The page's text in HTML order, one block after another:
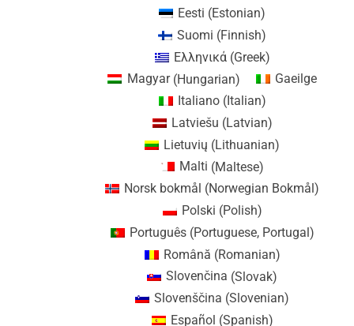
Eesti (Estonian)
Suomi (Finnish)
Ελληνικά(Greek)
Magyar(Hungarian)
Gaeilge
Italiano(Italian)
Latviešu (Latvian)
Lietuvių (Lithuanian)
Malti (Maltese)
Norsk bokmål (Norwegian Bokmål)
Polski (Polish)
Português(Portuguese, Portugal)
Română (Romanian)
Slovenčina (Slovak)
Slovenščina (Slovenian)
Español (Spanish)